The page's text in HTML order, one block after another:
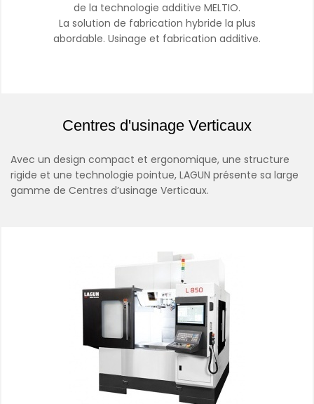
de la technologie additive MELTIO.
La solution de fabrication hybride la plus
abordable. Usinage et fabrication additive.
Centres d'usinage Verticaux
Avec un design compact et ergonomique, une structure
rigide et une technologie pointue, LAGUN présente sa large
gamme de Centres d’usinage Verticaux.